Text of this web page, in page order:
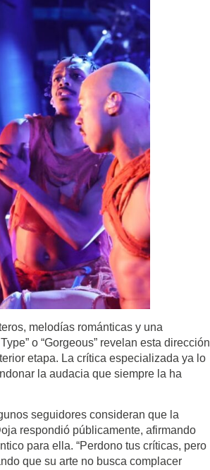
melodías románticas y una
o “Gorgeous” revelan esta dirección
etapa. La crítica especializada ya lo
la audacia que siempre la ha
seguidores consideran que la
respondió públicamente, afirmando
para ella. “Perdono tus críticas, pero
que su arte no busca complacer